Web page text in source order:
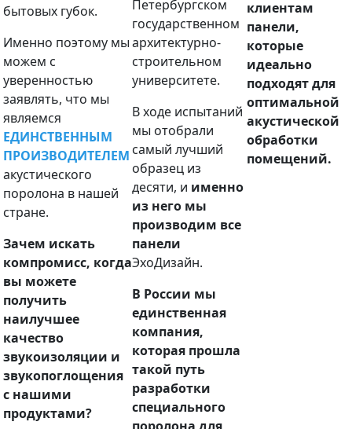
бытовых губок.
Именно поэтому мы
можем с
уверенностью
заявлять, что мы
являемся
ЕДИНСТВЕННЫМ
ПРОИЗВОДИТЕЛЕМ
акустического
поролона в нашей
стране.
Зачем искать
компромисс, когда
вы можете
получить
наилучшее
качество
звукоизоляции и
звукопоглощения
с нашими
продуктами?
Петербургском
государственном
архитектурно-
строительном
университете.
В ходе испытаний
мы отобрали
самый лучший
образец из
десяти, и именно
из него мы
производим все
панели
ЭхоДизайн.
В России мы
единственная
компания,
которая прошла
такой путь
разработки
специального
клиентам
панели,
которые
идеально
подходят для
оптимальной
акустической
обработки
помещений.